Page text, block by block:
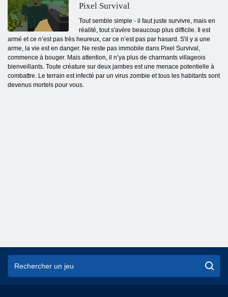
Pixel Survival
Tout semble simple - il faut juste survivre, mais en
réalité, tout s'avère beaucoup plus difficile. Il est
armé et ce n’est pas très heureux, car ce n’est pas par hasard. S'il y a une
arme, la vie est en danger. Ne reste pas immobile dans Pixel Survival,
commence à bouger. Mais attention, il n’ya plus de charmants villageois
bienveillants. Toute créature sur deux jambes est une menace potentielle à
combattre. Le terrain est infecté par un virus zombie et tous les habitants sont
devenus mortels pour vous.